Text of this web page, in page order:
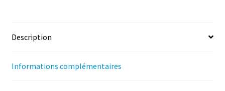
l'environnement
Mars
Description
Informations complémentaires